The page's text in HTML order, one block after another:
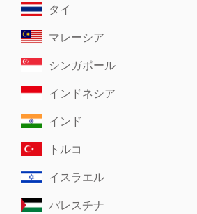
タイ
マレーシア
シンガポール
インドネシア
インド
トルコ
イスラエル
パレスチナ